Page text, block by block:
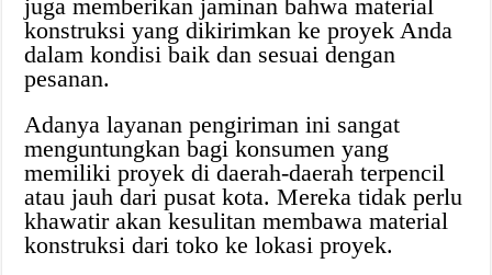
juga memberikan jaminan bahwa material
konstruksi yang dikirimkan ke proyek Anda
dalam kondisi baik dan sesuai dengan
pesanan.
Adanya layanan pengiriman ini sangat
menguntungkan bagi konsumen yang
memiliki proyek di daerah-daerah terpencil
atau jauh dari pusat kota. Mereka tidak perlu
khawatir akan kesulitan membawa material
konstruksi dari toko ke lokasi proyek.